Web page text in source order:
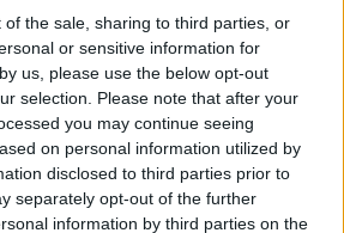
of the sale, sharing to third parties, or
or sensitive information for
us, please use the below opt-out
selection. Please note that after your
you may continue seeing
on personal information utilized by
disclosed to third parties prior to
separately opt-out of the further
information by third parties on the
Η ERGO επιβράβευσε και φέτος
τους συνεργάτες του Εταιρικού
της Δικτύου διοργανώνοντας
ταξίδια στην Πράγα και το
Καρπενήσι
30/07/26|16:46